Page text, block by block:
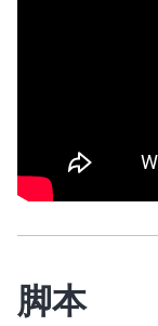
脚本